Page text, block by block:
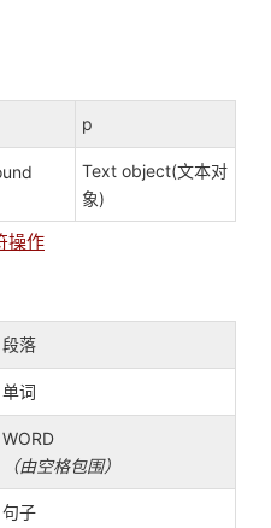
p
Text object(文本对
象)
操作
段落
单词
WORD
（由空格包围）
句子